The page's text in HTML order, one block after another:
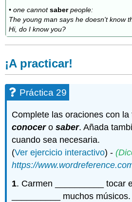
• one cannotsaberpeople:
The young man says he doesn't know
Hi, do I know you?
¡A practicar!
Práctica 29
Complete las oraciones con
conocerosaber. Añada
cuando sea necesaria.
(Ver ejercicio interactivo) -
https://
1. Carmen __________ tocar
__________ muchos músicos.